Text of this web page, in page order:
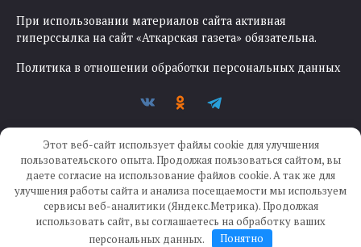
При использовании материалов сайта активная
гиперссылка на сайт «Аткарская газета» обязательна.
Политика в отношении обработки персональных данных
Создание сайта —IKWEB
Этот веб-сайт использует файлы cookie для улучшения
пользовательского опыта. Продолжая пользоваться сайтом, вы
даете согласие на использование файлов cookie. А так же для
улучшения работы сайта и анализа посещаемости мы используем
сервисы веб-аналитики (Яндекс.Метрика). Продолжая
использовать сайт, вы соглашаетесь на обработку ваших
персональных данных.
Понятно